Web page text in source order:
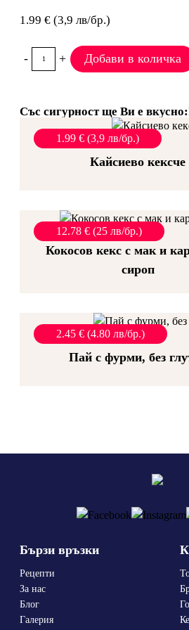
1.99 € (3,9 лв/бр.)
- + Добави в количка
Със сигурност ще Ви е вкусно:
Кайсиево кексче
1.99 € (3,9 лв/бр.)
Кокосов кекс с мак и
сироп
12.78 € (25 лв/бр.)
Пай с фурми, без
2.45 € (4.80 лв/бр.)
Бързи връзки
Рецепти
За нас
Блог
Галерия